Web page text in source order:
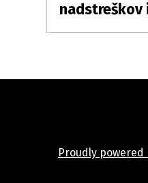
nadstreškov
Proudly powered